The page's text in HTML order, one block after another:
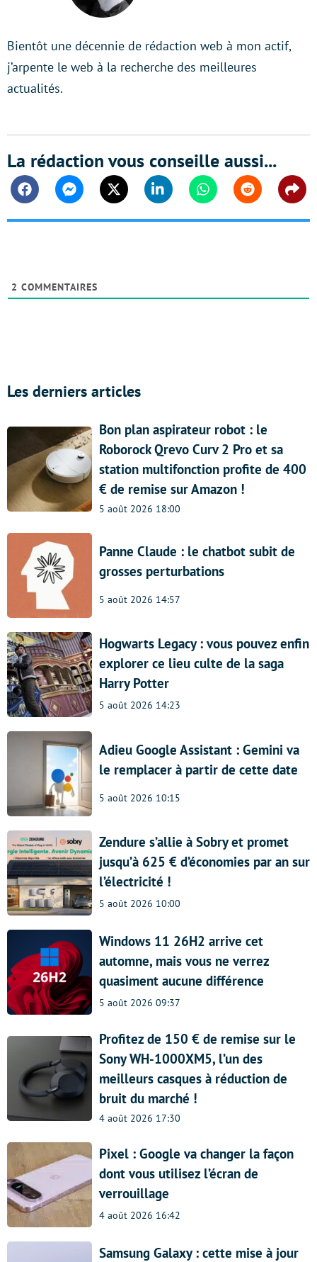
Bientôt une décennie de rédaction web à mon actif,
j’arpente le web à la recherche des meilleures
actualités.
La rédaction vous conseille aussi...
FacebookMessengerTwitter Linkedin WhatsappReddit
2 COMMENTAIRES
Les derniers articles
Bon plan aspirateur robot : le
Roborock Qrevo Curv 2 Pro et sa
station multifonction profite de 400
€ de remise sur Amazon !
5 août 2026 18:00
Panne Claude : le chatbot subit de
grosses perturbations
5 août 2026 14:57
Hogwarts Legacy : vous pouvez enfin
explorer ce lieu culte de la saga
Harry Potter
5 août 2026 14:23
Adieu Google Assistant : Gemini va
le remplacer à partir de cette date
5 août 2026 10:15
Zendure s’allie à Sobry et promet
jusqu’à 625 € d’économies par an sur
l’électricité !
5 août 2026 10:00
Windows 11 26H2 arrive cet
automne, mais vous ne verrez
quasiment aucune différence
5 août 2026 09:37
Profitez de 150 € de remise sur le
Sony WH-1000XM5, l’un des
meilleurs casques à réduction de
bruit du marché !
4 août 2026 17:30
Pixel : Google va changer la façon
dont vous utilisez l’écran de
verrouillage
4 août 2026 16:42
Samsung Galaxy : cette mise à jour